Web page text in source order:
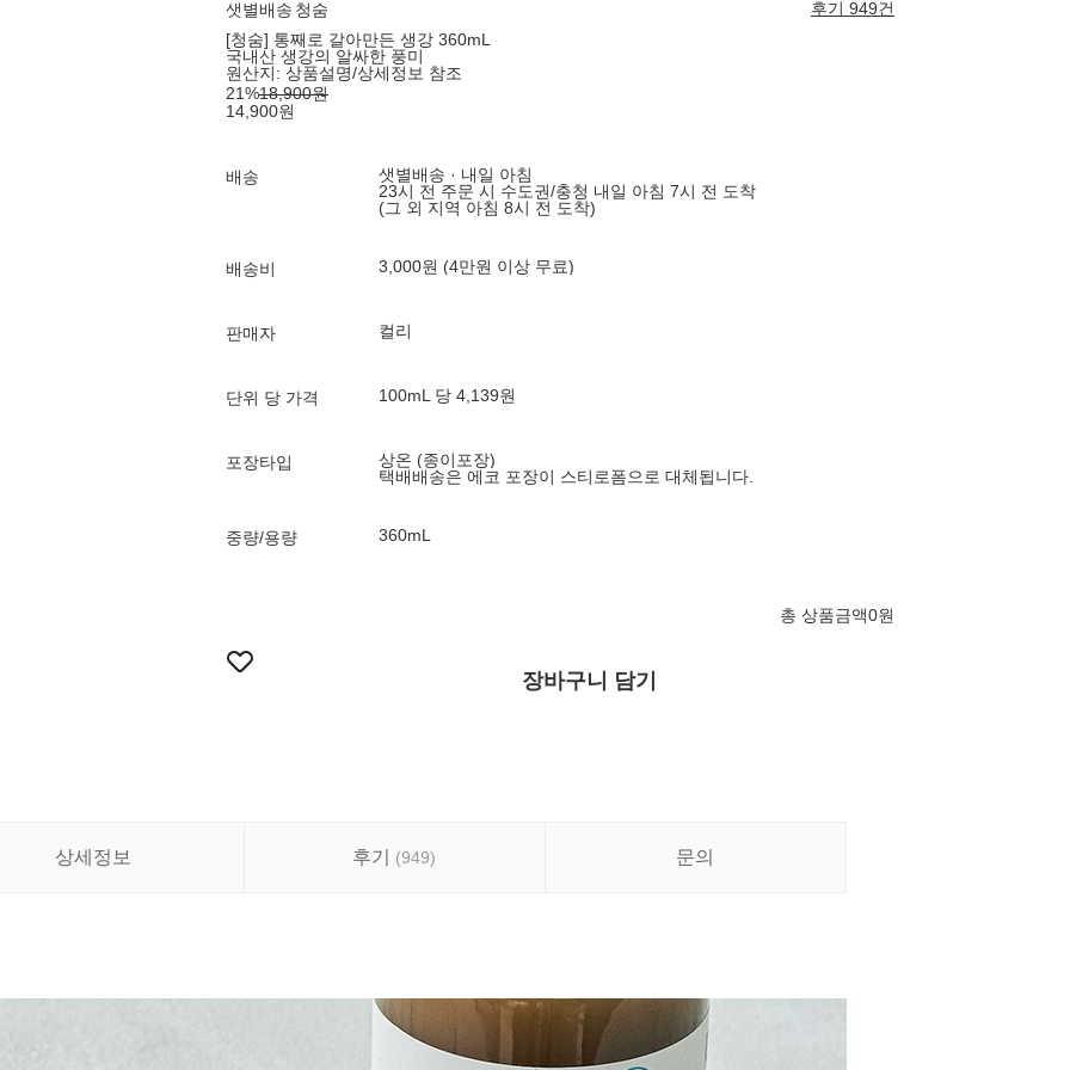
샛별배송 청숨
후기 949건
[청숨] 통째로 갈아만든 생강 360mL
국내산 생강의 알싸한 풍미
원산지: 상품설명/상세정보 참조
21%18,900원
14,900원
배송
샛별배송 · 내일 아침
23시 전 주문 시 수도권/충청 내일 아침 7시 전 도착
(그 외 지역 아침 8시 전 도착)
배송비 3,000원 (4만원 이상 무료)
판매자 컬리
단위 당 가격 100mL 당 4,139원
포장타입
상온 (종이포장)
택배배송은 에코 포장이 스티로폼으로 대체됩니다.
중량/용량 360mL
총 상품금액0원
장바구니 담기
상세정보 후기 (949) 문의